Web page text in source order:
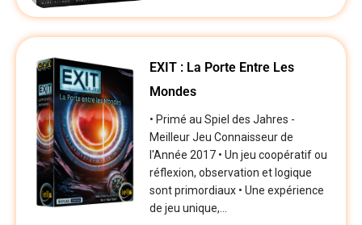
EXIT : La Porte Entre Les
Mondes
• Primé au Spiel des Jahres -
Meilleur Jeu Connaisseur de
l'Année 2017 • Un jeu coopératif ou
réflexion, observation et logique
sont primordiaux • Une expérience
de jeu unique,...